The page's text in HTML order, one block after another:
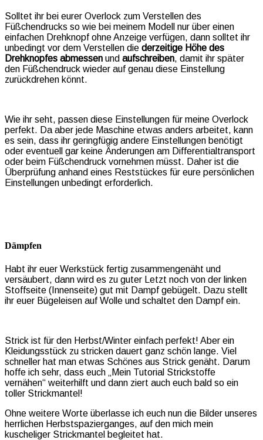
Solltet ihr bei eurer Overlock zum Verstellen des
Füßchendrucks so wie bei meinem Modell nur über einen
einfachen Drehknopf ohne Anzeige verfügen, dann solltet ihr
unbedingt vor dem Verstellen die derzeitige Höhe des
Drehknopfes abmessen und aufschreiben, damit ihr später
den Füßchendruck wieder auf genau diese Einstellung
zurückdrehen könnt.
Wie ihr seht, passen diese Einstellungen für meine Overlock
perfekt. Da aber jede Maschine etwas anders arbeitet, kann
es sein, dass ihr geringfügig andere Einstellungen benötigt
oder eventuell gar keine Änderungen am Differentialtransport
oder beim Füßchendruck vornehmen müsst. Daher ist die
Überprüfung anhand eines Reststückes für eure persönlichen
Einstellungen unbedingt erforderlich.
Dämpfen
Habt ihr euer Werkstück fertig zusammengenäht und
versäubert, dann wird es zu guter Letzt noch von der linken
Stoffseite (Innenseite) gut mit Dampf gebügelt. Dazu stellt
ihr euer Bügeleisen auf Wolle und schaltet den Dampf ein.
Strick ist für den Herbst/Winter einfach perfekt! Aber ein
Kleidungsstück zu stricken dauert ganz schön lange. Viel
schneller hat man etwas Schönes aus Strick genäht. Darum
hoffe ich sehr, dass euch „Mein Tutorial Strickstoffe
vernähen“ weiterhilft und dann ziert auch euch bald so ein
toller Strickmantel!
Ohne weitere Worte überlasse ich euch nun die Bilder unseres
herrlichen Herbstspazierganges, auf den mich mein
kuscheliger Strickmantel begleitet hat.